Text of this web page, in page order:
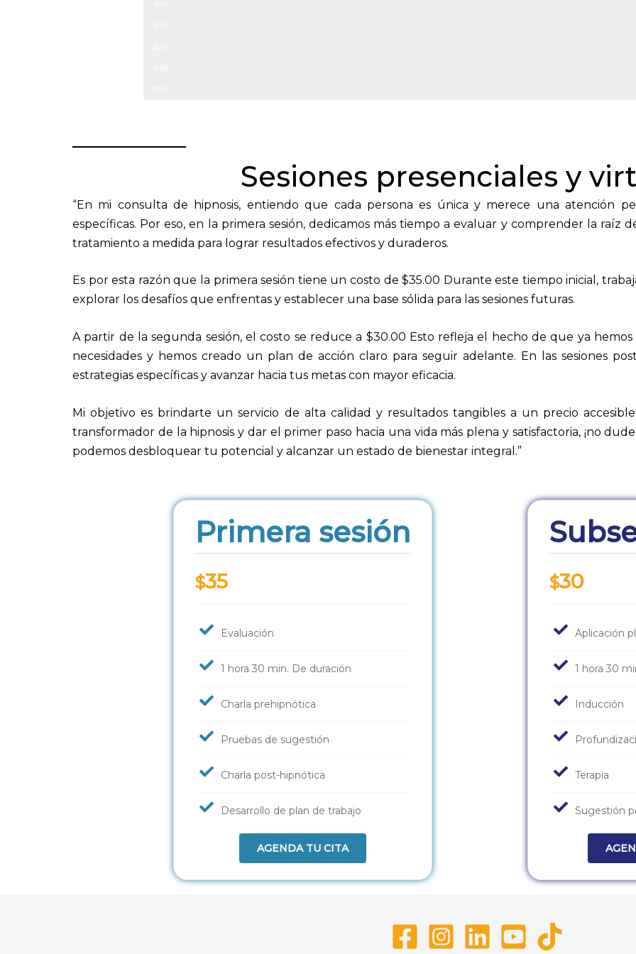
Sesiones presenciales y
“En mi consulta de hipnosis, entiendo que cada persona es única y merece una atención
específicas. Por eso, en la primera sesión, dedicamos más tiempo a evaluar y comprender la raíz
tratamiento a medida para lograr resultados efectivos y duraderos.
Es por esta razón que la primera sesión tiene un costo de $35.00 Durante este tiempo inicial,
explorar los desafíos que enfrentas y establecer una base sólida para las sesiones futuras.
A partir de la segunda sesión, el costo se reduce a $30.00 Esto refleja el hecho de que ya
necesidades y hemos creado un plan de acción claro para seguir adelante. En las sesiones
estrategias específicas y avanzar hacia tus metas con mayor eficacia.
Mi objetivo es brindarte un servicio de alta calidad y resultados tangibles a un precio
transformador de la hipnosis y dar el primer paso hacia una vida más plena y satisfactoria, ¡no
podemos desbloquear tu potencial y alcanzar un estado de bienestar integral.”
Primera sesión
$35
Evaluación
1 hora 30 min. De duración
Charla prehipnótica
Pruebas de sugestión
Charla post-hipnótica
Desarrollo de plan de trabajo
AGENDA TU CITA
$30
Aplicación
1 hora 30
Inducción
Terapia
Sugestión